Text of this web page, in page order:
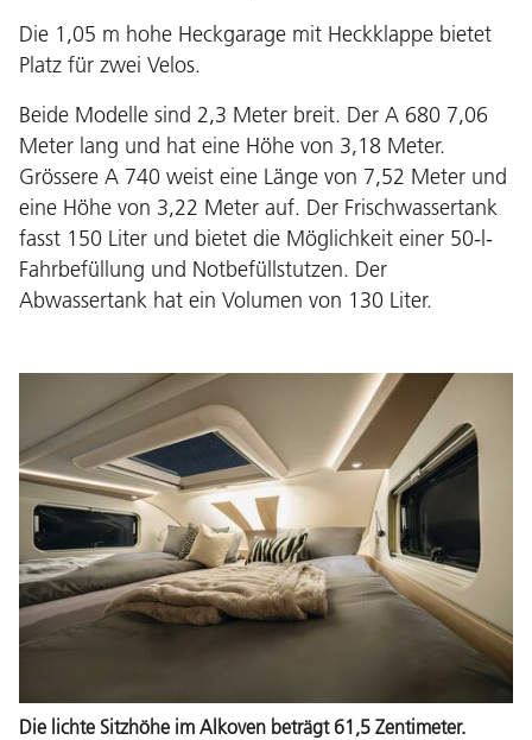
Die 1,05 m hohe Heckgarage mit Heckklappe bietet
Platz für zwei Velos.
Beide Modelle sind 2,3 Meter breit. Der A 680 7,06
Meter lang und hat eine Höhe von 3,18 Meter.
Grössere A 740 weist eine Länge von 7,52 Meter und
eine Höhe von 3,22 Meter auf. Der Frischwassertank
fasst 150 Liter und bietet die Möglichkeit einer 50-l-
Fahrbefüllung und Notbefüllstutzen. Der
Abwassertank hat ein Volumen von 130 Liter.
Die lichte Sitzhöhe im Alkoven beträgt 61,5 Zentimeter.